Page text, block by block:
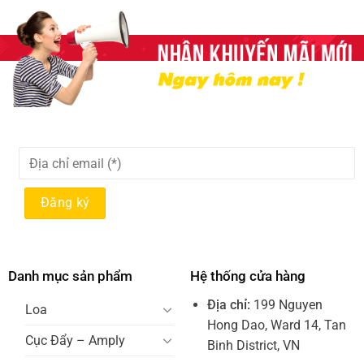
Danh mục sản phẩm
Loa
Cục Đẩy – Amply
Hệ thống cửa hàng
Địa chỉ: 199 Nguyen
Hong Dao, Ward 14, Tan
Binh District, VN